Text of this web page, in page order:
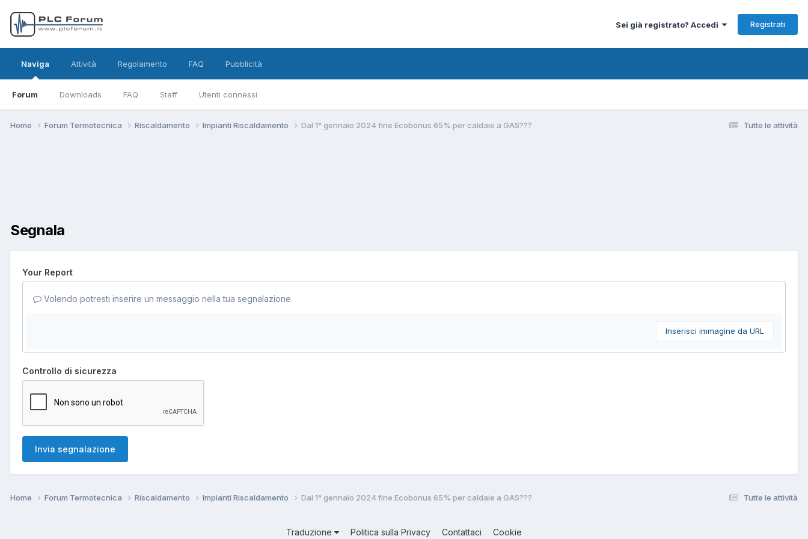
Sei già registrato? Accedi Registrati
Naviga
Forum Downloads FAQ Staff Utenti connessi
Attività Regolamento FAQ Pubblicità
Tutte le attività
Home Forum Termotecnica Riscaldamento Impianti Riscaldamento Dal 1° gennaio 2024 fine Ecobonus 65% per caldaie a GAS???
Segnala
Your Report
Volendo potresti inserire un messaggio nella tua segnalazione.
Inserisci immagine da URL
Controllo di sicurezza
Invia segnalazione
Tutte le attività
Home Forum Termotecnica Riscaldamento Impianti Riscaldamento Dal 1° gennaio 2024 fine Ecobonus 65% per caldaie a GAS???
Traduzione Politica sulla Privacy Contattaci Cookie